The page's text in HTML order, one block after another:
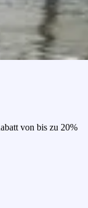
von bis zu 20%